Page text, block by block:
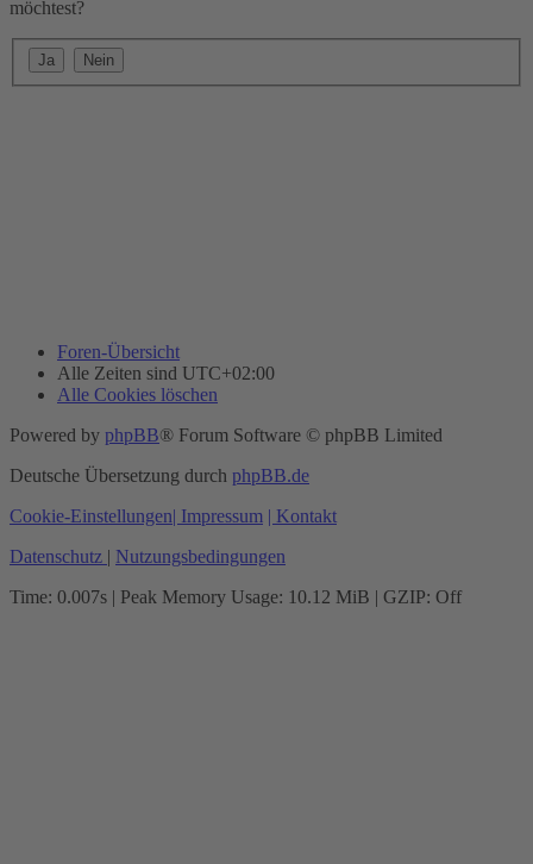
möchtest?
Foren-Übersicht
Alle Zeiten sind UTC+02:00
Alle Cookies löschen
Powered by phpBB® Forum Software © phpBB Limited
Deutsche Übersetzung durch phpBB.de
Cookie-Einstellungen| Impressum | Kontakt
Datenschutz | Nutzungsbedingungen
Time: 0.007s | Peak Memory Usage: 10.12 MiB | GZIP: Off